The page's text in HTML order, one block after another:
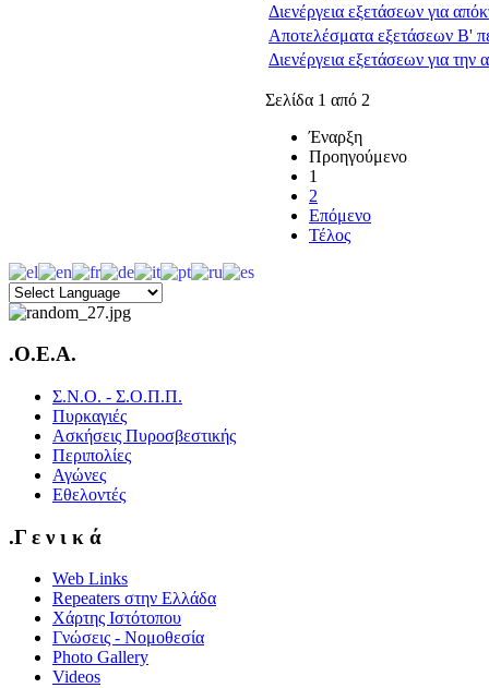
Διενέργεια εξετάσεων για
Αποτελέσματα εξετάσεων Β'
Διενέργεια εξετάσεων για
Σελίδα 1 από 2
Έναρξη
Προηγούμενο
1
2
Επόμενο
Τέλος
.O.E.A.
Σ.Ν.Ο. - Σ.Ο.Π.Π.
Πυρκαγιές
Ασκήσεις Πυροσβεστικής
Περιπολίες
Αγώνες
Εθελοντές
.Γ ε ν ι κ ά
Web Links
Repeaters στην Ελλάδα
Χάρτης Ιστότοπου
Γνώσεις - Νομοθεσία
Photo Gallery
Videos